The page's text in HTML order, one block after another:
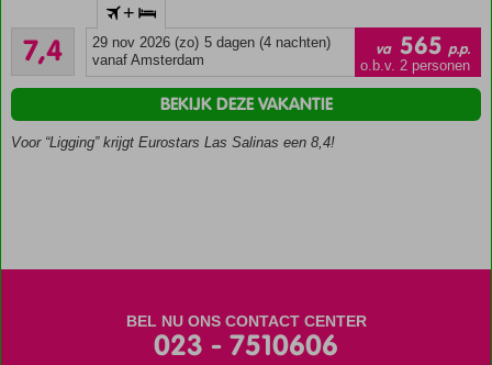
knusse
badplaats
Caleta de
zwembaden
Inclusive
7,4
Voldoende/goed
7
beoordelingen
+
29 nov 2026 (zo) 5 dagen (4 nachten)
vanaf Amsterdam
va 565 p.p.
o.b.v. 2 personen
Voor “Ligging” krijgt Eurostars Las Salinas een 8,4!
BEKIJK DEZE VAKANTIE
BEL NU ONS CONTACT CENTER
023 - 7510606